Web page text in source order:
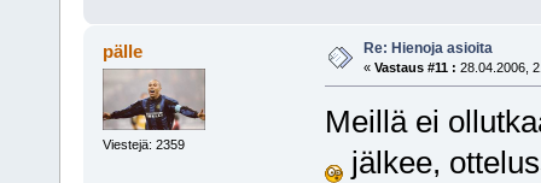
pälle
Viestejä: 2359
Re: Hienoja asioita
« Vastaus #11 : 28.04.2006,
Meillä ei
jälkee,